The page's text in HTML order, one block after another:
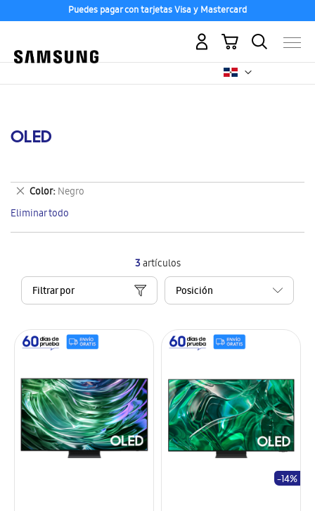
Puedes pagar con tarjetas Visa y Mastercard
Mi carrito
OLED
3artículos
Filtrar por
-14%
Color Negro
Eliminar
este
artículo
Eliminar todo